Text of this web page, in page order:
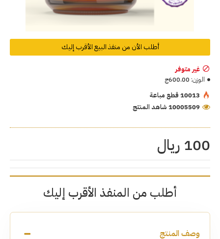
أطلب الأن من منفذ البيع الأقرب إليك
100 ريال
غير متوفر
الوزن: 600.00ج
10013 قطع مباعة
10005509 شاهد المنتج
أطلب من المنفذ الأقرب إليك
وصف المنتج